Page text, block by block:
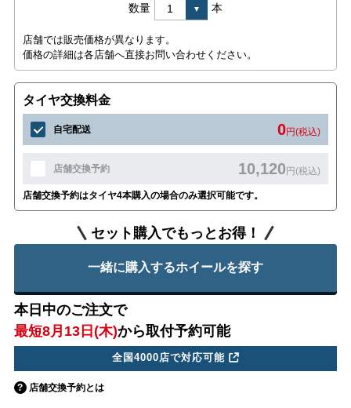
数量 本
店舗では販売価格が異なります。
価格の詳細は各店舗へ直接お問い合わせください。
タイヤ交換料金
自宅配送 0円(税込)
店舗交換予約 10,120円(税込)
店舗交換予約はタイヤ4本購入の場合のみ選択可能です。
セット購入でもっとお得！
一緒に購入するホイールを探す
本日中のご注文で
最短8月13日(木)から取付予約可能
全国4000店で対応可能
店舗交換予約とは